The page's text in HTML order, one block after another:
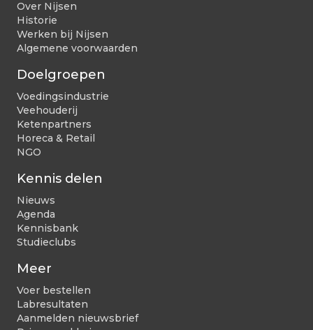
Over Nijsen
Historie
Werken bij Nijsen
Algemene voorwaarden
Doelgroepen
Voedingsindustrie
Veehouderij
Ketenpartners
Horeca & Retail
NGO
Kennis delen
Nieuws
Agenda
Kennisbank
Studieclubs
Meer
Voer bestellen
Labresultaten
Aanmelden nieuwsbrief